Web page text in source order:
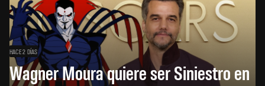
HACE 2 DÍAS
Wagner Moura quiere ser Siniestro en